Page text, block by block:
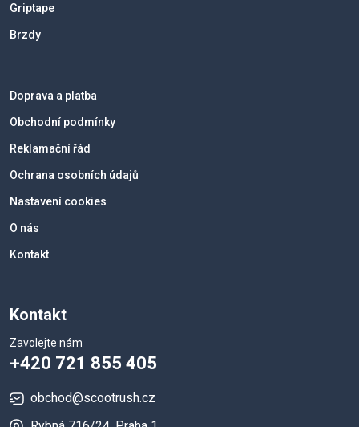
Griptape
Brzdy
Doprava a platba
Obchodní podmínky
Reklamační řád
Ochrana osobních údajů
Nastavení cookies
O nás
Kontakt
Kontakt
Zavolejte nám
+420 721 855 405
obchod@scootrush.cz